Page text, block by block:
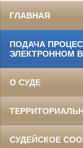
ГЛАВНАЯ
ПОДАЧА
ЭЛЕКТРОННОМ
О СУДЕ
СУДЕЙСКОЕ